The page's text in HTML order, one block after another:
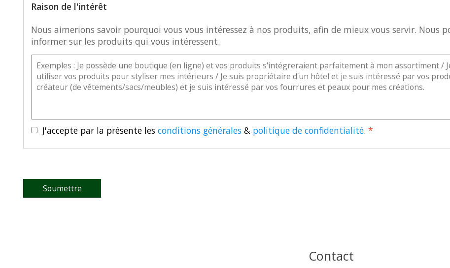
Raison de l'intérêt
Nous aimerions savoir pourquoi vous vous intéressez à nos produits, afin de mieux vous servir. Nous
informer sur les produits qui vous intéressent.
J'accepte par la présente les conditions générales & politique de confidentialité. *
Soumettre
Contact